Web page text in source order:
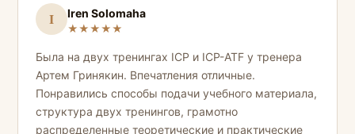
I Iren Solomaha
★★★★★
Была на двух тренингах ICP и ICP-ATF у тренера
Артем Гринякин. Впечатления отличные.
Понравились способы подачи учебного материала,
структура двух тренингов, грамотно
распределенные теоретические и практические